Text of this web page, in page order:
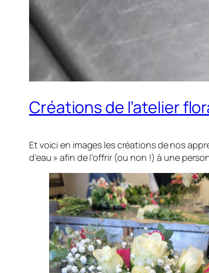
Créations de l’atelier
Et voici en images les créations de nos
d’eau » afin de l’offrir (ou non !) à une